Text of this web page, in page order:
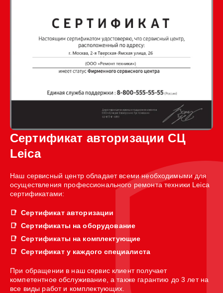
Сертификат авторизации СЦ
Leica
Наш сервисный центр обладает всеми необходимыми для
осуществления профессионального ремонта техники Leica
сертификатами:
Сертификат авторизации
Сертификаты на оборудование
Сертификаты на комплектующие
Сертификат у каждого специалиста
При обращении в наш сервис клиент получает
компетентное обслуживание, а также гарантию до 3 лет на
все виды работ и комплектующих.